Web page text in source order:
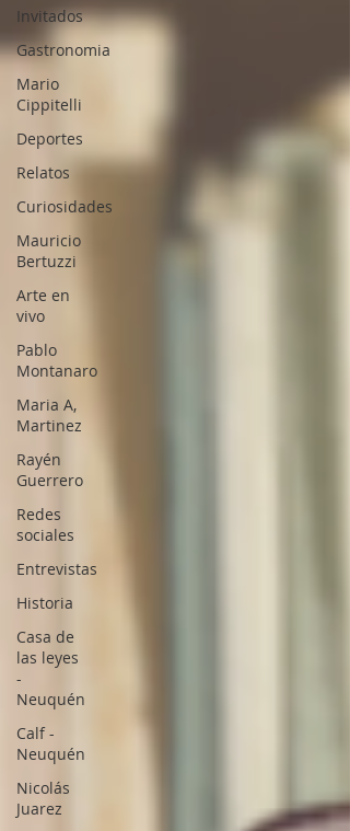
Invitados
Gastronomia
Mario
Cippitelli
Deportes
Relatos
Curiosidades
Mauricio
Bertuzzi
Arte en
vivo
Pablo
Montanaro
Maria A,
Martinez
Rayén
Guerrero
Redes
sociales
Entrevistas
Historia
Casa de
las leyes
-
Neuquén
Calf -
Neuquén
Nicolás
Juarez